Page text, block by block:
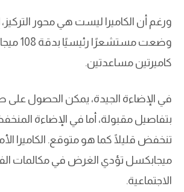
وضعت
كاميرتين مساعدتين.
في الإضاءة الجيدة، يمكن الحصول
بتفاصيل مقبولة، أما في الإضاءة
ميجابكسل تؤدي الغرض في مكالمات
الاجتماعية.